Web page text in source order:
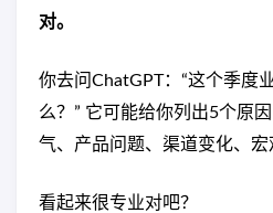
对。
你去问ChatGPT：“这个季度
么？” 它可能给你列出5个原
气、产品问题、渠道变化、宏
看起来很专业对吧？